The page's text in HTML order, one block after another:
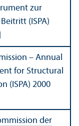
zur
(ISPA)
– Annual
for Structural
(ISPA) 2000
der